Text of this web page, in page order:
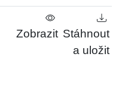
Zobrazit Stáhnout
a uložit